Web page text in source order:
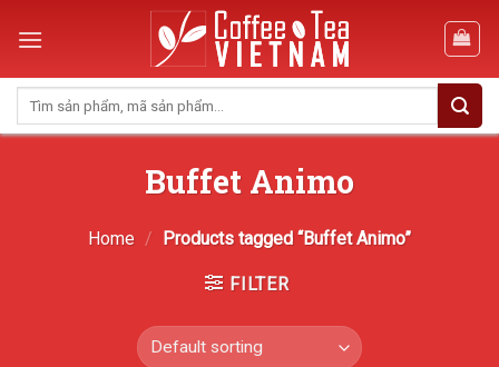
Buffet Animo
Home / Products tagged “Buffet Animo”
FILTER